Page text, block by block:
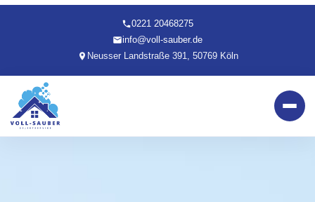
0221 20468275
info@voll-sauber.de
Neusser Landstraße 391, 50769 Köln